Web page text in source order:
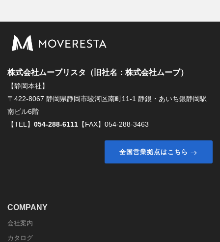
株式会社ムーブリスタ（旧社名：株式会社ムーブ）
【静岡本社】
〒422-8067 静岡県静岡市駿河区南町11-1 静銀・あいち銀静岡駅
南ビル6階
【TEL】 054-288-6111 【FAX】054-288-3463
全国営業拠点はこちら
COMPANY
会社案内
カタログ